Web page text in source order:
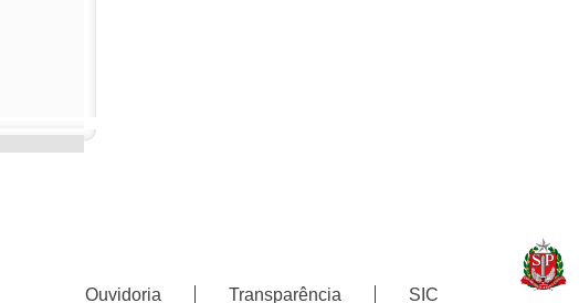
Ouvidoria Transparência SIC